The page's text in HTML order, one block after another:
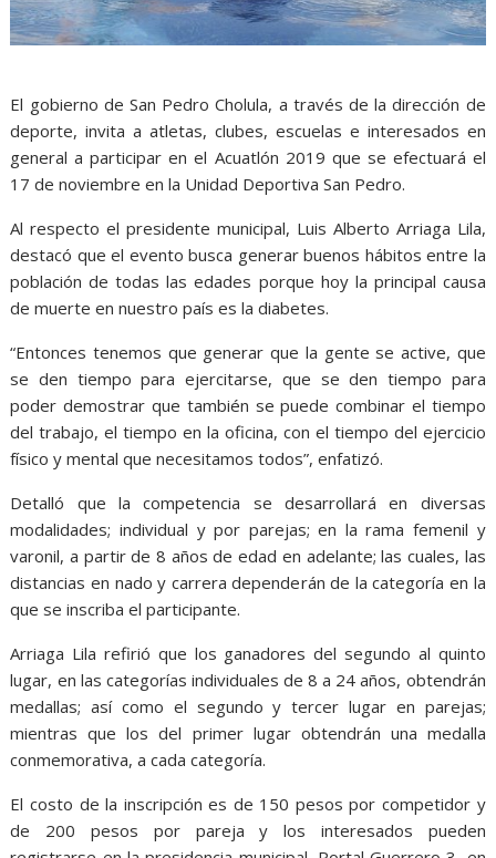
El gobierno de San Pedro Cholula, a través de la dirección de
deporte, invita a atletas, clubes, escuelas e interesados en
general a participar en el Acuatlón 2019 que se efectuará el
17 de noviembre en la Unidad Deportiva San Pedro.
Al respecto el presidente municipal, Luis Alberto Arriaga Lila,
destacó que el evento busca generar buenos hábitos entre la
población de todas las edades porque hoy la principal causa
de muerte en nuestro país es la diabetes.
“Entonces tenemos que generar que la gente se active, que
se den tiempo para ejercitarse, que se den tiempo para
poder demostrar que también se puede combinar el tiempo
del trabajo, el tiempo en la oficina, con el tiempo del ejercicio
físico y mental que necesitamos todos”, enfatizó.
Detalló que la competencia se desarrollará en diversas
modalidades; individual y por parejas; en la rama femenil y
varonil, a partir de 8 años de edad en adelante; las cuales, las
distancias en nado y carrera dependerán de la categoría en la
que se inscriba el participante.
Arriaga Lila refirió que los ganadores del segundo al quinto
lugar, en las categorías individuales de 8 a 24 años, obtendrán
medallas; así como el segundo y tercer lugar en parejas;
mientras que los del primer lugar obtendrán una medalla
conmemorativa, a cada categoría.
El costo de la inscripción es de 150 pesos por competidor y
de 200 pesos por pareja y los interesados pueden